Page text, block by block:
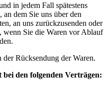
in jedem Fall spätestens
dem Sie uns über den
an uns zurückzusenden oder
wenn Sie die Waren vor Ablauf
Rücksendung der Waren.
den folgenden Verträgen: